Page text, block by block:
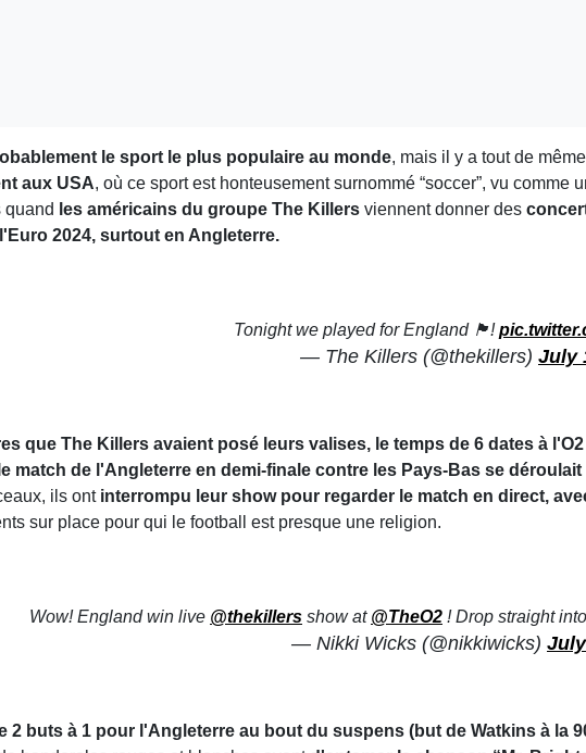
le sport le plus populaire au monde, mais il y a tout de
aux USA, où ce sport est honteusement surnommé “soccer”, vu comme
quand les américains du groupe The Killers viennent donner des
2024, surtout en Angleterre.
Tonight we played for England 🏴󠁧󠁢󠁥󠁮󠁧󠁿!
— The Killers (@thekillers) July
que The Killers avaient posé leurs valises, le temps de 6 dates à
le match de l'Angleterre en demi-finale contre les Pays-Bas se déroulait
ils ontinterrompu leur show pour regarder le match en direct,
sur place pour qui le football est presque une religion.
Wow! England win live @thekillers show at @TheO2 ! Drop straight
— Nikki Wicks (@nikkiwicks)
2 buts à 1 pour l'Angleterre au bout du suspens (but de Watkins à la